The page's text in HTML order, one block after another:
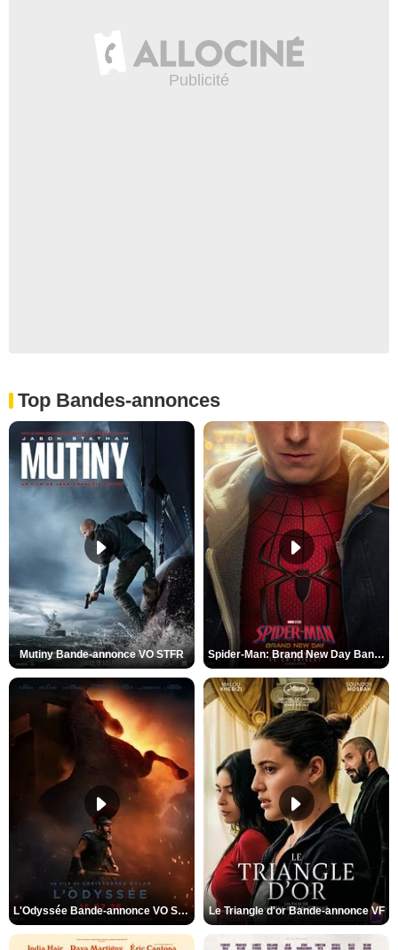
Top Bandes-annonces
Mutiny Bande-annonce VO STFR Spider-Man: Brand New Day Bande-annonce VO STFR
L'Odyssée Bande-annonce VO STFR Le Triangle d'or Bande-annonce VF